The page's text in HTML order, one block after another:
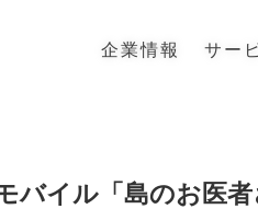
企業情報 サー
バイル「島のお医